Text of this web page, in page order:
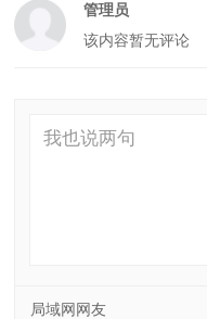
管理员
该内容暂无评论
局域网网友